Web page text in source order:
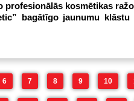
profesionālās kosmētikas
bagātīgo jaunumu klāstu
6 7 8 9 10